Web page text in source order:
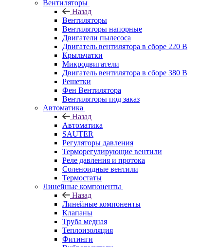
Вентиляторы
Назад
Вентиляторы
Вентиляторы напорные
Двигатели пылесоса
Двигатель вентилятора в сборе 220 В
Крыльчатки
Микродвигатели
Двигатель вентилятора в сборе 380 В
Решетки
Фен Вентилятора
Вентиляторы под заказ
Автоматика
Назад
Автоматика
SAUTER
Регуляторы давления
Терморегулирующие вентили
Реле давления и протока
Соленоидные вентили
Термостаты
Линейные компоненты
Назад
Линейные компоненты
Клапаны
Труба медная
Теплоизоляция
Фитинги